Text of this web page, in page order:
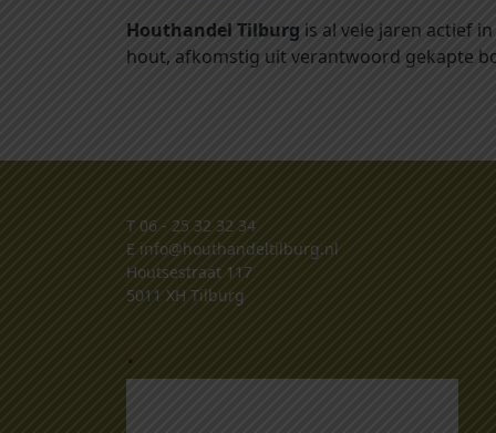
Houthandel Tilburg is al vele jaren actief
hout, afkomstig uit verantwoord gekapte
T 06 - 25 32 32 34
E info@houthandeltilburg.nl
Houtsestraat 117
5011 XH Tilburg
.